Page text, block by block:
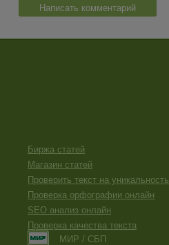
Написать комментарий
Биржа статей
Магазин статей
Проверить текст на уникальность
Проверка орфографии онлайн
SEO анализ онлайн
Проверка качества текста
МИР / СБП